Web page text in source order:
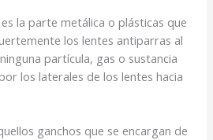
la parte metálica o plásticas que
los lentes antiparras al
partícula, gas o sustancia
los laterales de los lentes hacia
ganchos que se encargan de